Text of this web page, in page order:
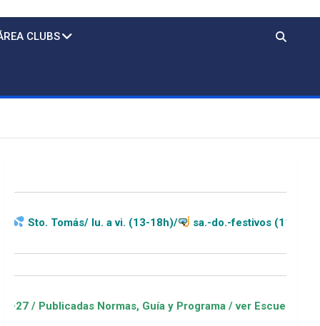
CLUBS
lu. a vi. (13-18h)/ sa.-do.-festivos (11-20h)
Normas, Guía y Programa / ver Escuelas Deportivas